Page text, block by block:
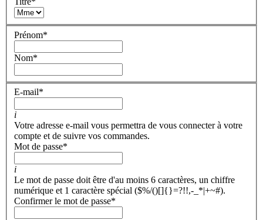
Prénom*
Nom*
E-mail*
i
Votre adresse e-mail vous permettra de vous connecter à votre
compte et de suivre vos commandes.
Mot de passe*
i
Le mot de passe doit être d'au moins 6 caractères, un chiffre
numérique et 1 caractère spécial ($%/()[]{}=?!!,-_*|+~#).
Confirmer le mot de passe*